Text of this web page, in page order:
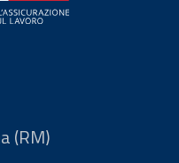
(RM)